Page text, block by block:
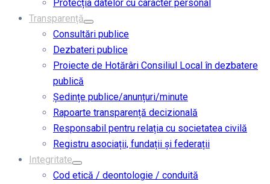
Protecția datelor cu caracter personal
Transparență
Consultări publice
Dezbateri publice
Proiecte de Hotărâri Consiliul Local în dezbatere
publică
Ședințe publice/anunțuri/minute
Rapoarte transparență decizională
Responsabil pentru relația cu societatea civilă
Registru asociații, fundații și federații
Integritate
Cod etică / deontologie / conduită